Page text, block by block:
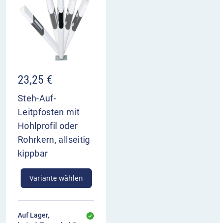
23,25 €
Steh-Auf-
Leitpfosten mit
Hohlprofil oder
Rohrkern, allseitig
kippbar
Variante wählen
Auf Lager,